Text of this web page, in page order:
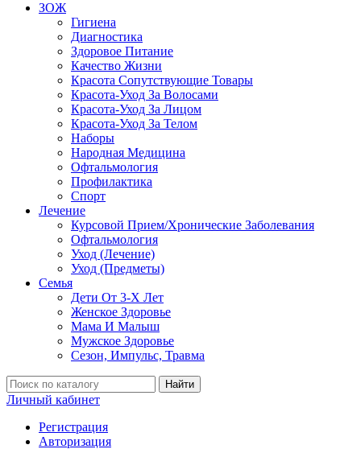
ЗОЖ
Гигиена
Диагностика
Здоровое Питание
Качество Жизни
Красота Сопутствующие Товары
Красота-Уход За Волосами
Красота-Уход За Лицом
Красота-Уход За Телом
Наборы
Народная Медицина
Офтальмология
Профилактика
Спорт
Лечение
Курсовой Прием/Хронические Заболевания
Офтальмология
Уход (Лечение)
Уход (Предметы)
Семья
Дети От 3-Х Лет
Женское Здоровье
Мама И Малыш
Мужское Здоровье
Сезон, Импульс, Травма
Найти
Личный кабинет
Регистрация
Авторизация